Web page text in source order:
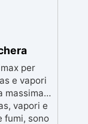
per
e vapori
massima
vapori e
fumi, sono